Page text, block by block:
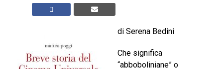
di Serena Bedini
Che significa
“abboboliniane” o